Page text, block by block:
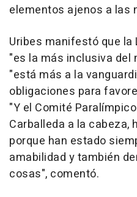
elementos ajenos a las
Uribes manifestó que la
"es la más inclusiva del
"está más a la
obligaciones para
"Y el Comité
Carballeda a la cabeza,
porque han estado
amabilidad y también
cosas", comentó.